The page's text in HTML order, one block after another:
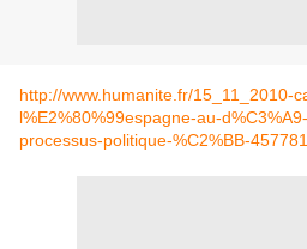
http://www.humanite.fr/15_11_2010-
l%E2%80%99espagne-au-
processus-politique-%C2%BB-457781